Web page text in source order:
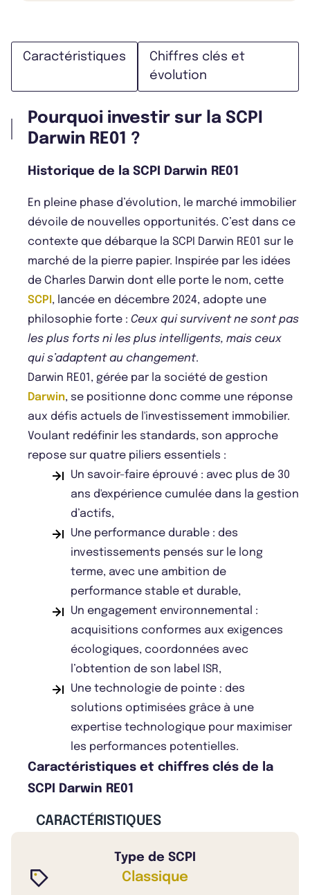
Caractéristiques
Chiffres clés et
évolution
Pourquoi investir sur la SCPI
Darwin RE01 ?
Historique de la SCPI Darwin RE01
En pleine phase d’évolution, le marché immobilier
dévoile de nouvelles opportunités. C’est dans ce
contexte que débarque la SCPI Darwin RE01 sur le
marché de la pierre papier. Inspirée par les idées
de Charles Darwin dont elle porte le nom, cette
SCPI, lancée en décembre 2024, adopte une
philosophie forte : Ceux qui survivent ne sont pas
les plus forts ni les plus intelligents, mais ceux
qui s’adaptent au changement.
Darwin RE01, gérée par la société de gestion
Darwin, se positionne donc comme une réponse
aux défis actuels de l'investissement immobilier.
Voulant redéfinir les standards, son approche
repose sur quatre piliers essentiels :
Un savoir-faire éprouvé : avec plus de 30
ans d'expérience cumulée dans la gestion
d’actifs,
Une performance durable : des
investissements pensés sur le long
terme, avec une ambition de
performance stable et durable,
Un engagement environnemental :
acquisitions conformes aux exigences
écologiques, coordonnées avec
l’obtention de son label ISR,
Une technologie de pointe : des
solutions optimisées grâce à une
expertise technologique pour maximiser
les performances potentielles.
Caractéristiques et chiffres clés de la
SCPI Darwin RE01
CARACTÉRISTIQUES
Type de SCPI
Classique